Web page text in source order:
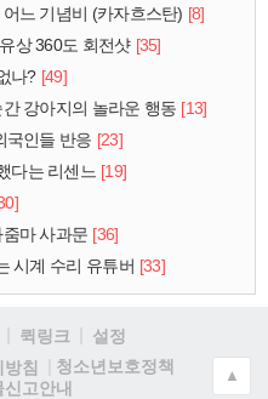
느 기념비 (카자흐스탄) [8]
상 360도 회전샷 [35]
나? [49]
강아지의 놀라운 행동 [13]
국인들 반응 [23]
다는 리센느 [19]
마 사과문 [36]
시계 수리 유튜버 [33]
퀵링크
설정
침
청소년보호정책
고안내
▲